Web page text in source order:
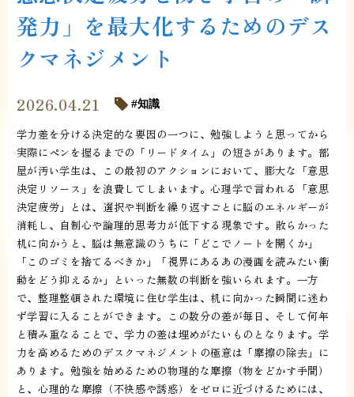
発力」を最大化するためのデス
クマネジメント
2026.04.21 知識
学力差を分ける決定的な要因の一つに、勉強しようと思ってから
実際にペンを握るまでの「リードタイム」の短さがあります。部
屋が汚い学生は、この最初のアクションにおいて、膨大な「意思
決定リソース」を浪費してしまいます。心理学で言われる「意思
決定疲労」とは、選択や判断を繰り返すごとに脳のエネルギーが
消耗し、自制心や論理的思考力が低下する現象です。散らかった
机に向かうと、脳は無意識のうちに「どこでノートを開くか」
「このゴミを捨てるべきか」「視界にあるあの漫画を読みたい衝
動をどう抑えるか」といった無数の判断を強いられます。一方
で、整理整頓された環境に住む学生は、机に向かった瞬間に迷わ
ず学習に入ることができます。この数分の差が毎日、そして何年
と積み重なることで、学力の差は埋めがたいものとなります。学
力を高めるためのデスクマネジメントの極意は「摩擦の除去」に
あります。勉強を始めるための物理的な摩擦（物をどかす手間）
と、心理的な摩擦（不快感や誘惑）をゼロに近づけるためには、